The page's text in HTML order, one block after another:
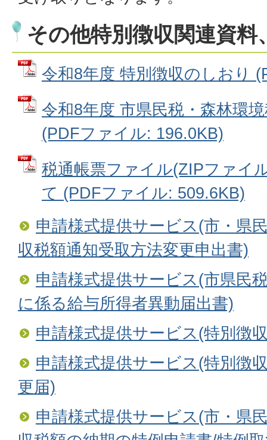
その他特別徴収関連資料
令和8年度 特別徴収のしおり
令和8年度 市県民税・森林環
(PDFファイル: 196.0KB)
税通帳票ファイル(ZIPファイ
て (PDFファイル: 509.6KB)
申請様式提供サービス(市・県
収税額通知受取方法変更申出書)
申請様式提供サービス(市県民
に係る給与所得者異動届出書)
申請様式提供サービス(特別徴
申請様式提供サービス(特別徴
更届)
申請様式提供サービス(市・県